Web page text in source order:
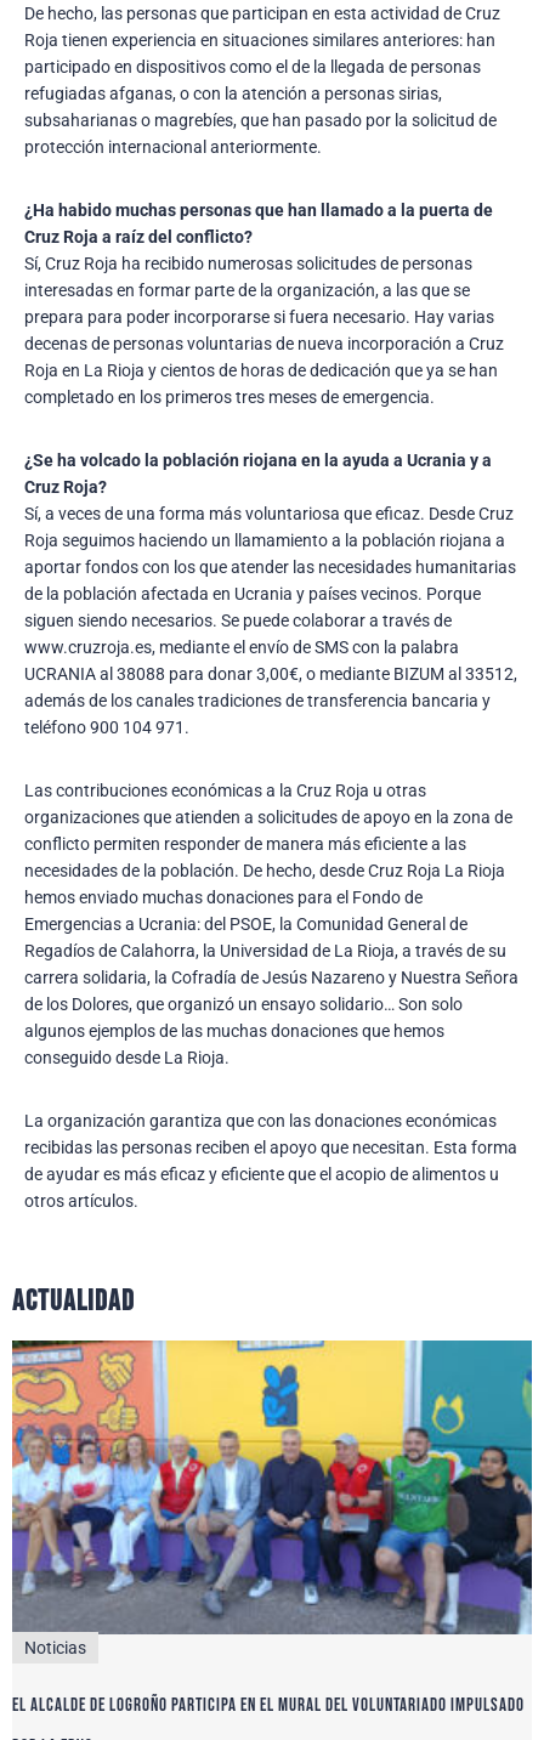
De hecho, las personas que participan en esta actividad de Cruz
Roja tienen experiencia en situaciones similares anteriores: han
participado en dispositivos como el de la llegada de personas
refugiadas afganas, o con la atención a personas sirias,
subsaharianas o magrebíes, que han pasado por la solicitud de
protección internacional anteriormente.
¿Ha habido muchas personas que han llamado a la puerta de
Cruz Roja a raíz del conflicto?
Sí, Cruz Roja ha recibido numerosas solicitudes de personas
interesadas en formar parte de la organización, a las que se
prepara para poder incorporarse si fuera necesario. Hay varias
decenas de personas voluntarias de nueva incorporación a Cruz
Roja en La Rioja y cientos de horas de dedicación que ya se han
completado en los primeros tres meses de emergencia.
¿Se ha volcado la población riojana en la ayuda a Ucrania y a
Cruz Roja?
Sí, a veces de una forma más voluntariosa que eficaz. Desde Cruz
Roja seguimos haciendo un llamamiento a la población riojana a
aportar fondos con los que atender las necesidades humanitarias
de la población afectada en Ucrania y países vecinos. Porque
siguen siendo necesarios. Se puede colaborar a través de
www.cruzroja.es, mediante el envío de SMS con la palabra
UCRANIA al 38088 para donar 3,00€, o mediante BIZUM al 33512,
además de los canales tradiciones de transferencia bancaria y
teléfono 900 104 971.
Las contribuciones económicas a la Cruz Roja u otras
organizaciones que atienden a solicitudes de apoyo en la zona de
conflicto permiten responder de manera más eficiente a las
necesidades de la población. De hecho, desde Cruz Roja La Rioja
hemos enviado muchas donaciones para el Fondo de
Emergencias a Ucrania: del PSOE, la Comunidad General de
Regadíos de Calahorra, la Universidad de La Rioja, a través de su
carrera solidaria, la Cofradía de Jesús Nazareno y Nuestra Señora
de los Dolores, que organizó un ensayo solidario… Son solo
algunos ejemplos de las muchas donaciones que hemos
conseguido desde La Rioja.
La organización garantiza que con las donaciones económicas
recibidas las personas reciben el apoyo que necesitan. Esta forma
de ayudar es más eficaz y eficiente que el acopio de alimentos u
otros artículos.
actualidad
Noticias
El alcalde de Logroño participa en el Mural del Voluntariado impulsado